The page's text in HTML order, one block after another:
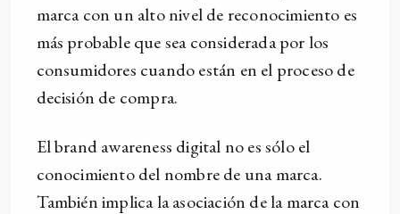
marca con un alto nivel de reconocimiento es
más probable que sea considerada por los
consumidores cuando están en el proceso de
decisión de compra.
El brand awareness digital no es sólo el
conocimiento del nombre de una marca.
También implica la asociación de la marca con